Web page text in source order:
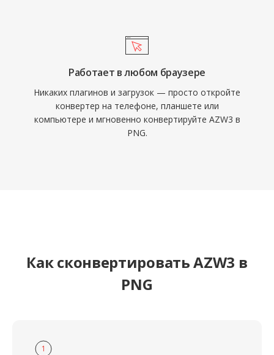
Работает в любом браузере
Никаких плагинов и загрузок — просто откройте
конвертер на телефоне, планшете или
компьютере и мгновенно конвертируйте AZW3 в
PNG.
Как сконвертировать AZW3 в
PNG
1